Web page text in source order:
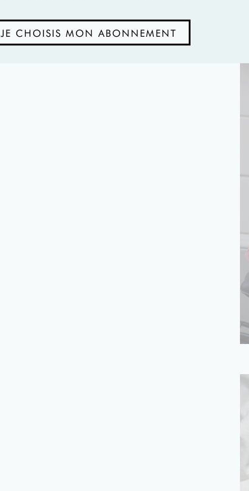
JE CHOISIS MON ABONNEMENT